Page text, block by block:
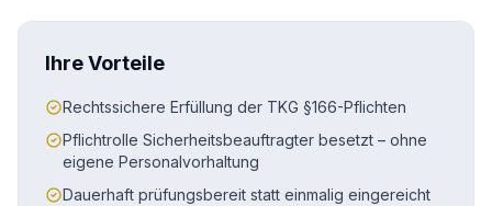
Ihre Vorteile
Rechtssichere Erfüllung der TKG §166-Pflichten
Pflichtrolle Sicherheitsbeauftragter besetzt – ohne
eigene Personalvorhaltung
Dauerhaft prüfungsbereit statt einmalig eingereicht